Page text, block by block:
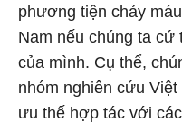
phương tiện chảy
Nam nếu chúng ta cứ
của mình. Cụ thể,
nhóm nghiên cứu
ưu thế hợp tác với